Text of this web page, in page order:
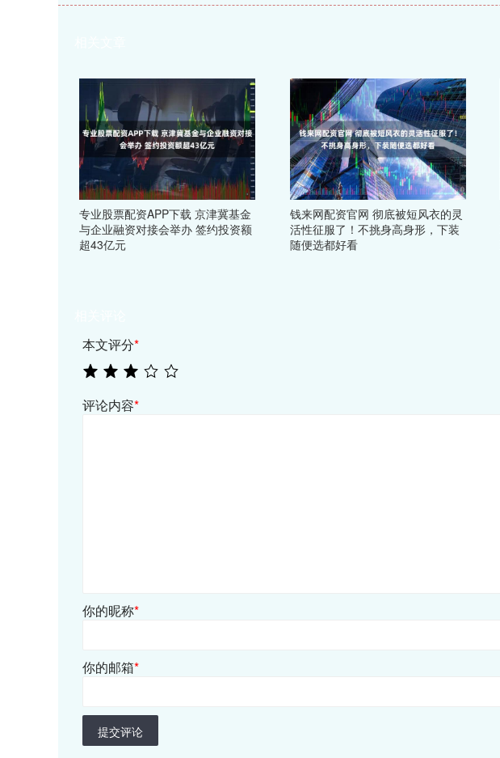
专业股票配资APP下载 京津冀基金
与企业融资对接会举办 签约投资额
超43亿元
钱来网配资官网 彻底被短风衣的灵
活性征服了！不挑身高身形，下装
随便选都好看
本文评分*
评论内容*
你的昵称*
你的邮箱*
提交评论